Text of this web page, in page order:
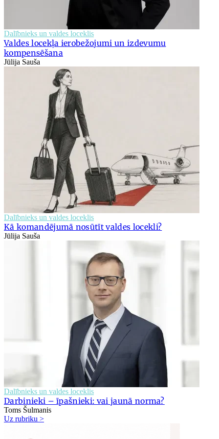
Dalībnieks un valdes loceklis
Valdes locekļa ierobežojumi un izdevumu
kompensēšana
Jūlija Sauša
Dalībnieks un valdes loceklis
Kā komandējumā nosūtīt valdes locekli?
Jūlija Sauša
Dalībnieks un valdes loceklis
Darbinieki – īpašnieki: vai jaunā norma?
Toms Šulmanis
Uz rubriku >